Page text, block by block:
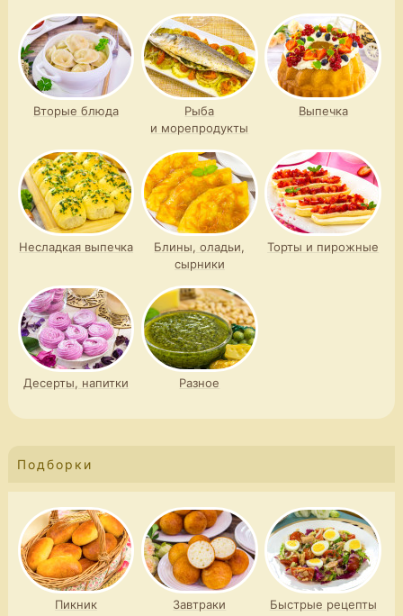
Вторые блюда
Рыба
и морепродукты
Выпечка
Несладкая выпечка
Блины, оладьи,
сырники
Торты и пирожные
Десерты, напитки Разное
Подборки
Пикник Завтраки Быстрые рецепты